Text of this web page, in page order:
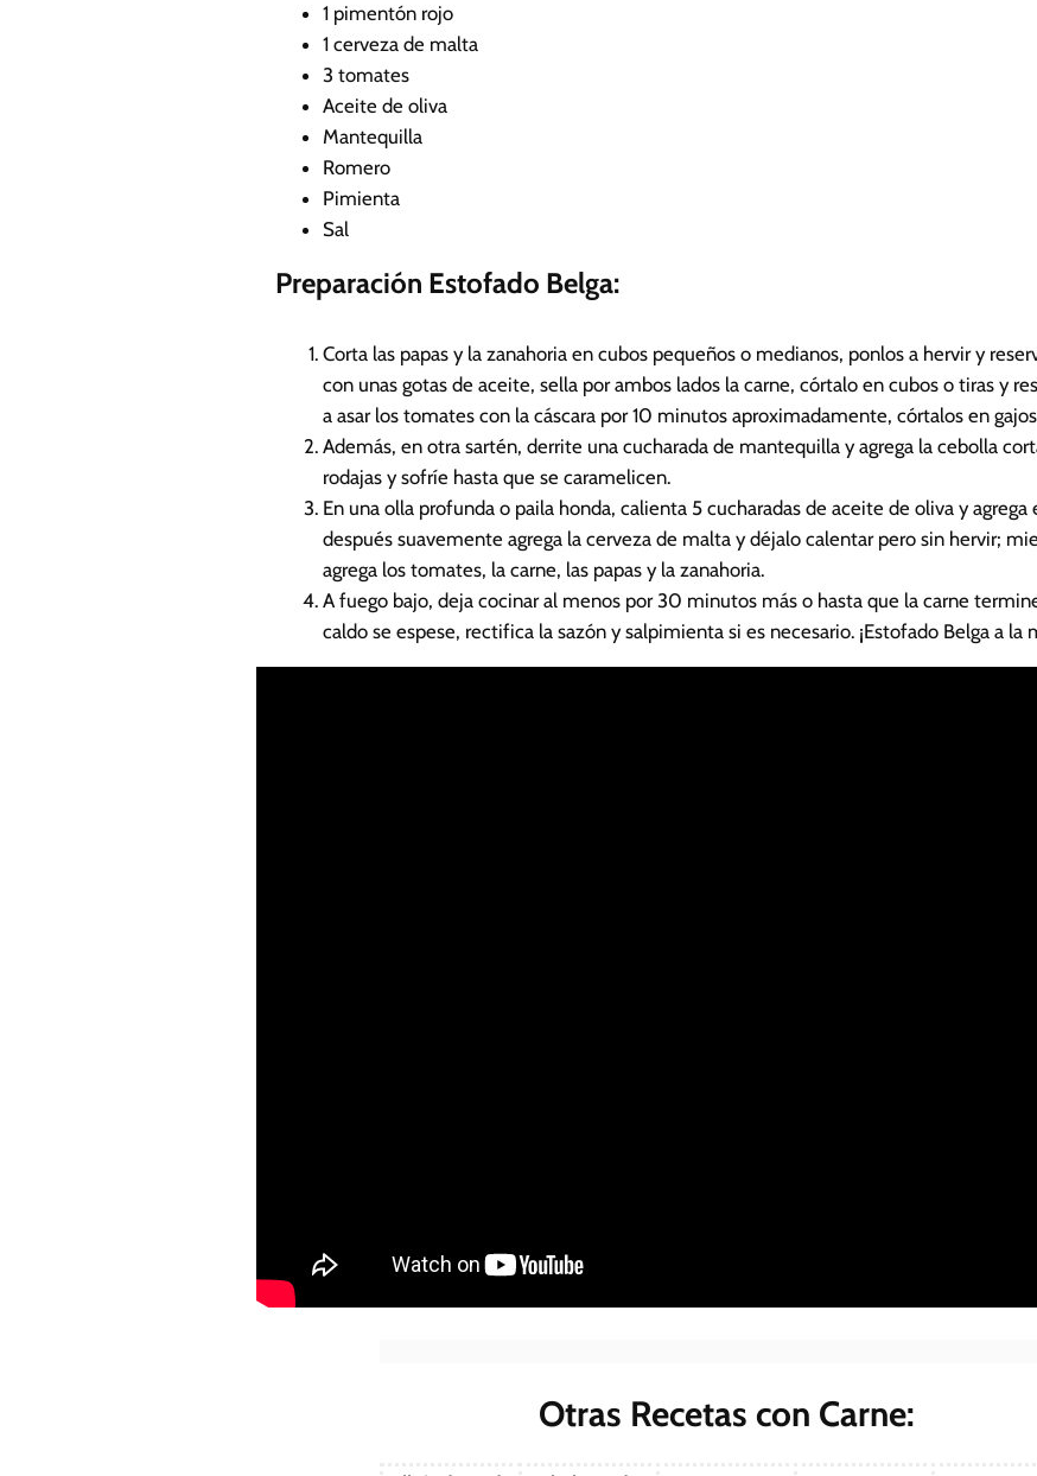
1 pimentón rojo
1 cerveza de malta
3 tomates
Aceite de oliva
Mantequilla
Romero
Pimienta
Sal
Preparación Estofado Belga:
Corta las papas y la zanahoria en cubos pequeños o medianos, ponlos a hervir y
con unas gotas de aceite, sella por ambos lados la carne, córtalo en cubos o tiras y
a asar los tomates con la cáscara por 10 minutos aproximadamente, córtalos en
Además, en otra sartén, derrite una cucharada de mantequilla y agrega la cebolla
rodajas y sofríe hasta que se caramelicen.
En una olla profunda o paila honda, calienta 5 cucharadas de aceite de oliva y agrega
después suavemente agrega la cerveza de malta y déjalo calentar pero sin hervir;
agrega los tomates, la carne, las papas y la zanahoria.
A fuego bajo, deja cocinar al menos por 30 minutos más o hasta que la carne
caldo se espese, rectifica la sazón y salpimienta si es necesario. ¡Estofado Belga a la
Otras Recetas con Carne: